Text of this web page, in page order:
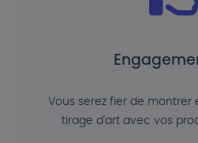
Vous serez fier de montrer
tirage d'art avec vos